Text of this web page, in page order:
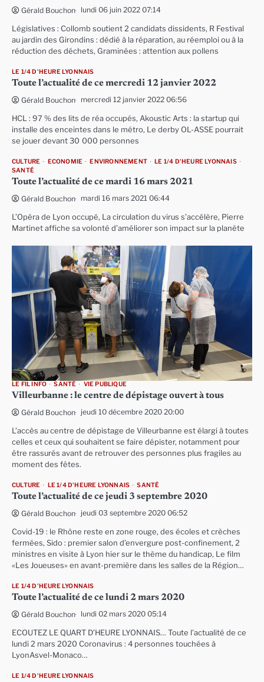
Gérald Bouchon lundi 06 juin 2022 07:14
Législatives : Collomb soutient 2 candidats dissidents, R Festival
au jardin des Girondins : dédié à la réparation, au réemploi ou à la
réduction des déchets, Graminées : attention aux pollens
LE 1/4 D'HEURE LYONNAIS
Toute l’actualité de ce mercredi 12 janvier 2022
Gérald Bouchon mercredi 12 janvier 2022 06:56
HCL : 97 % des lits de réa occupés, Akoustic Arts : la startup qui
installe des enceintes dans le métro, Le derby OL-ASSE pourrait
se jouer devant 30 000 personnes
CULTURE ECONOMIE ENVIRONNEMENT
LE 1/4 D'HEURE LYONNAIS
SANTÉ
Toute l’actualité de ce mardi 16 mars 2021
Gérald Bouchon mardi 16 mars 2021 06:44
L’Opéra de Lyon occupé, La circulation du virus s’accélère, Pierre
Martinet affiche sa volonté d’améliorer son impact sur la planète
LE FIL INFO SANTÉ VIE PUBLIQUE
Villeurbanne : le centre de dépistage ouvert à tous
Gérald Bouchon jeudi 10 décembre 2020 20:00
L’accès au centre de dépistage de Villeurbanne est élargi à toutes
celles et ceux qui souhaitent se faire dépister, notamment pour
être rassurés avant de retrouver des personnes plus fragiles au
moment des fêtes.
CULTURE LE 1/4 D'HEURE LYONNAIS SANTÉ
Toute l’actualité de ce jeudi 3 septembre 2020
Gérald Bouchon jeudi 03 septembre 2020 06:52
Covid-19 : le Rhône reste en zone rouge, des écoles et crèches
fermées, Sido : premier salon d’envergure post-confinement, 2
ministres en visite à Lyon hier sur le thème du handicap, Le film
«Les Joueuses» en avant-première dans les salles de la Région…
LE 1/4 D'HEURE LYONNAIS
Toute l’actualité de ce lundi 2 mars 2020
Gérald Bouchon lundi 02 mars 2020 05:14
ECOUTEZ LE QUART D’HEURE LYONNAIS… Toute l’actualité de ce
lundi 2 mars 2020 Coronavirus : 4 personnes touchées à
LyonAsvel-Monaco…
LE 1/4 D'HEURE LYONNAIS